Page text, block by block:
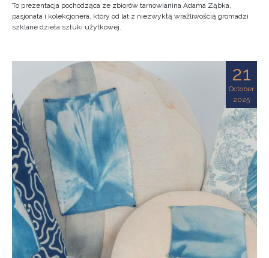
To prezentacja pochodząca ze zbiorów tarnowianina Adama Ząbka,
pasjonata i kolekcjonera, który od lat z niezwykłą wrażliwością gromadzi
szklane dzieła sztuki użytkowej.
21
October
2025